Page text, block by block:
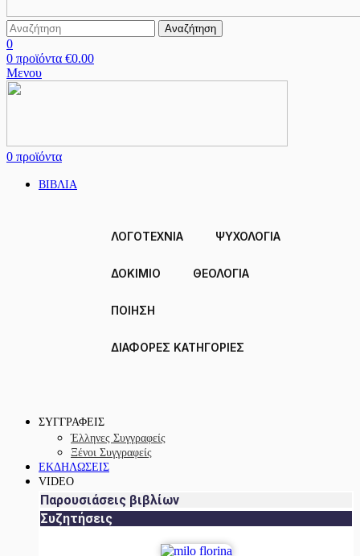
Αναζήτηση
0
0 προϊόντα €0.00
Μενου
0 προϊόντα
ΒΙΒΛΙΑ
ΛΟΓΟΤΕΧΝΙΑ ΨΥΧΟΛΟΓΙΑ
ΔΟΚΊΜΙΟ ΘΕΟΛΟΓΙΑ
ΠΟΙΗΣΗ
ΔΙΑΦΟΡΕΣ ΚΑΤΗΓΟΡΙΕΣ
ΣΥΓΓΡΑΦΕΙΣ
Έλληνες Συγγραφείς
Ξένοι Συγγραφείς
ΕΚΔΗΛΩΣΕΙΣ
VIDEO
Παρουσιάσεις βιβλίων
Συζητήσεις